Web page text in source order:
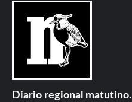
Diario regional matutino.